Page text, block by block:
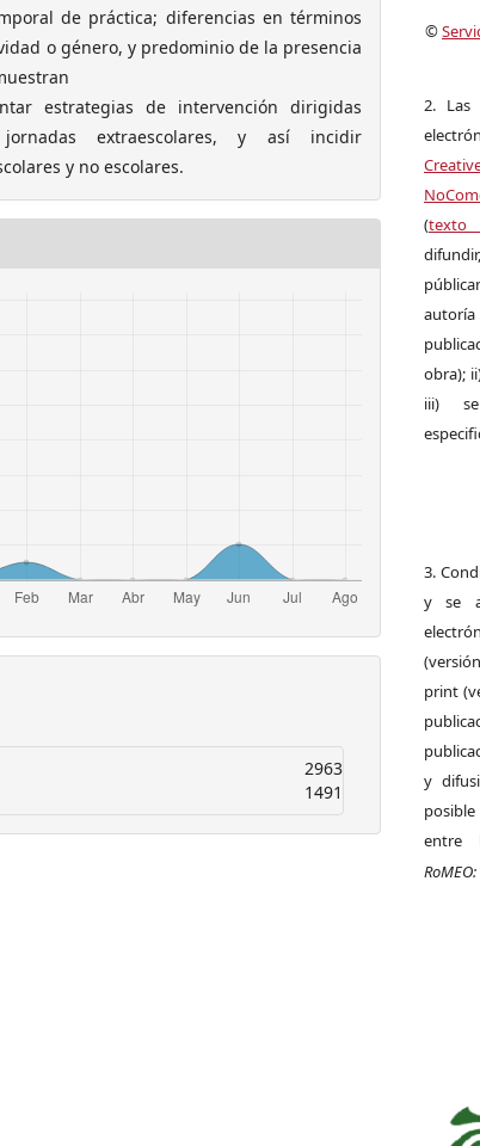
de práctica; diferencias en términos
o género, y predominio de la presencia
estrategias de intervención dirigidas
extraescolares, y así incidir
y no escolares.
2963
1491
©
2. Las
(texto
obra);
iii)
3.
y se
print
y
entre
RoMEO: